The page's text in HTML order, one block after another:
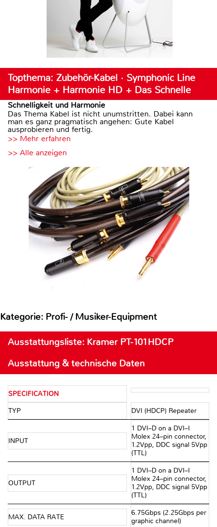
Topthema: Zubehör-Kabel · Symphonic Line
Harmonie + Harmonie HD + Das Schnelle
Schnelligkeit und Harmonie
Das Thema Kabel ist nicht unumstritten. Dabei kann
man es ganz pragmatisch angehen: Gute Kabel
ausprobieren und fertig.
>> Mehr erfahren
>> Alle anzeigen
Kategorie: Profi- / Musiker-Equipment
Ausstattungsliste: Kramer PT-101HDCP
Ausstattung & technische Daten
SPECIFICATION
TYP DVI (HDCP) Repeater
INPUT
1 DVI–D on a DVI–I
Molex 24–pin connector,
1.2Vpp, DDC signal 5Vpp
(TTL)
OUTPUT
1 DVI–D on a DVI–I
Molex 24–pin connector,
1.2Vpp, DDC signal 5Vpp
(TTL)
MAX. DATA RATE
6.75Gbps (2.25Gbps per
graphic channel)